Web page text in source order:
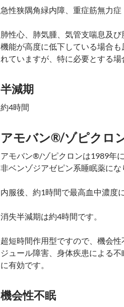
急性狭隅角緑内障、重症筋無力症
肺性心、肺気腫、気管支喘息及
機能が高度に低下している場合
れていますが、特に必要とする
半減期
約4時間
アモバン®/ゾピクロ
アモバン®/ゾピクロンは1989年
非ベンゾジアゼピン系睡眠薬にな
内服後、約1時間で最高血中濃度
消失半減期は約4時間です。
超短時間作用型ですので、機会
ジュール障害、身体疾患による
に有効です。
機会性不眠